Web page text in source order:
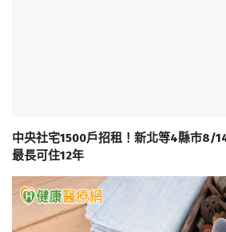
中央社宅1500戶招租！新北等4縣市8/
最長可住12年